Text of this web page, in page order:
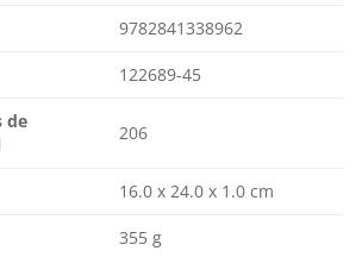
9782841338962
122689-45
de
206
16.0 x 24.0 x 1.0 cm
355 g